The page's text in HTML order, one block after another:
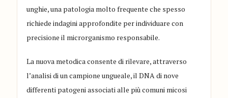
unghie, una patologia molto frequente che spesso
richiede indagini approfondite per individuare con
precisione il microrganismo responsabile.
La nuova metodica consente di rilevare, attraverso
l’analisi di un campione ungueale, il DNA di nove
differenti patogeni associati alle più comuni micosi